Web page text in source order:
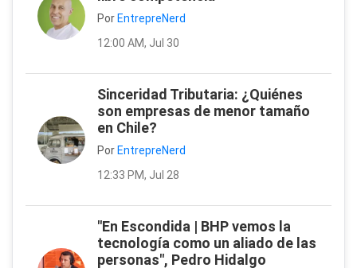
Por EntrepreNerd
12:00 AM, Jul 30
Sinceridad Tributaria: ¿Quiénes
son empresas de menor tamaño
en Chile?
Por EntrepreNerd
12:33 PM, Jul 28
"En Escondida | BHP vemos la
tecnología como un aliado de las
personas", Pedro Hidalgo